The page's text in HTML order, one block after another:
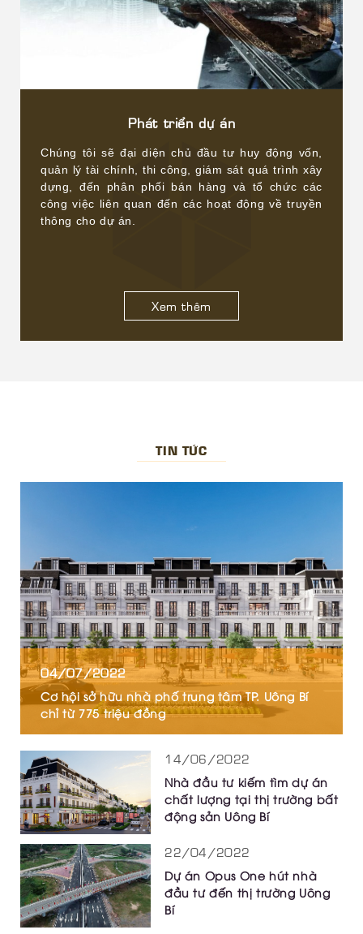
Phát triển dự án
Chúng tôi sẽ đại diện chủ đầu tư huy động vốn,
quản lý tài chính, thi công, giám sát quá trình xây
dựng, đến phân phối bán hàng và tổ chức các
công việc liên quan đến các hoạt động về truyền
thông cho dự án.
Xem thêm
TIN TỨC
04/07/2022
Cơ hội sở hữu nhà phố trung tâm TP. Uông Bí
chỉ từ 775 triệu đồng
14/06/2022
Nhà đầu tư kiếm tìm dự án
chất lượng tại thị trường bất
động sản Uông Bí
22/04/2022
Dự án Opus One hút nhà
đầu tư đến thị trường Uông
Bí